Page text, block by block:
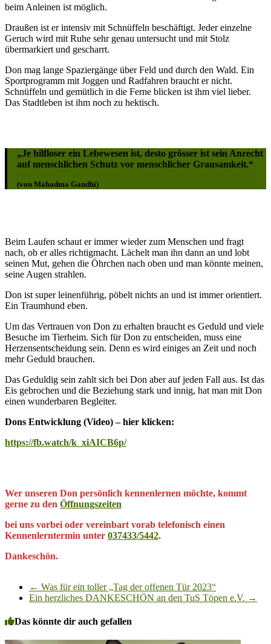
beim Anleinen ist möglich.
Draußen ist er intensiv mit Schnüffeln beschäftigt. Jeder einzelne
Geruch wird mit Ruhe sehr genau untersucht und mit Stolz
übermarkiert und gescharrt.
Don mag lange Spaziergänge über Feld und durch den Wald. Ein
Sportprogramm mit Joggen und Radfahren braucht er nicht.
Schnüffeln und gemütlich in die Ferne blicken ist ihm viel lieber.
Das Stadtleben ist ihm noch zu hektisch.
„Je hilfloser ein Lebewesen ist, desto grösser ist sein Anrecht
auf menschlichen Schutz vor menschlicher Grausamkeit.“
(von Mahadma Gandhi)
Beim Laufen schaut er immer wieder zum Menschen und fragt
nach, ob er alles richtigmacht. Lächelt man ihn dann an und lobt
seinen Mut, gehen die Öhrchen nach oben und man könnte meinen,
seine Augen strahlen.
Don ist super leinenführig, pöbelt nichts an und ist immer orientiert.
Ein Traumhund eben.
Um das Vertrauen von Don zu erhalten braucht es Geduld und viele
Besuche im Tierheim. Sich für Don zu entscheiden, muss eine
Herzensentscheidung sein. Denn es wird einiges an Zeit und noch
mehr Geduld brauchen.
Das Geduldig sein zahlt sich bei Don aber auf jeden Fall aus. Ist das
Eis gebrochen und die Beziehung stark und innig, hat man mit Don
einen wunderbaren Begleiter.
Dons Entwicklung (Video) – hier klicken:
https://fb.watch/k_xiAICB6p/
Wer unseren Don persönlich kennenlernen möchte, kommt
gerne zu den Öffnungszeiten
bei uns vorbei oder vereinbart vorab telefonisch einen
Kennenlerntermin unter 037433/5442.
Dankeschön.
← Was für ein toller „Tag der offenen Tür 2023“
Ein herzliches DANKESCHÖN an den TuS Töpen e.V. →
Das könnte dir auch gefallen